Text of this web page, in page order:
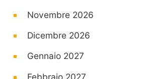
Novembre 2026
Dicembre 2026
Gennaio 2027
Febbraio 2027